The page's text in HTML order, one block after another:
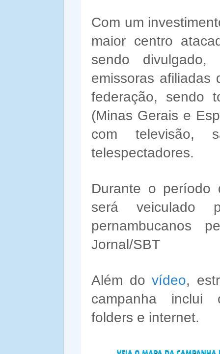
Com um
maior centro
sendo
emissoras afiliadas
federação, sendo
(Minas Gerais e
com
telespectadores.
Durante o período
será veiculado
pernambucanos
Jornal/SBT
Além dovídeo,
campanha inclui
folders e internet.